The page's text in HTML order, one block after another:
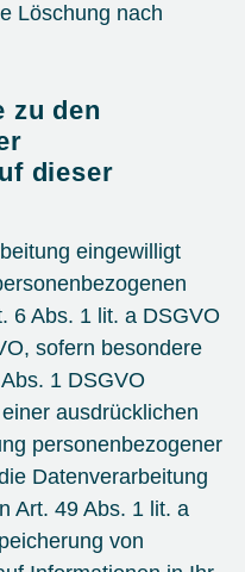
Löschung nach
zu den
dieser
eingewilligt
6 Abs. 1 lit. a DSGVO
sofern besondere
1 DSGVO
ausdrücklichen
personenbezogener
Datenverarbeitung
Art. 49 Abs. 1 lit. a
von